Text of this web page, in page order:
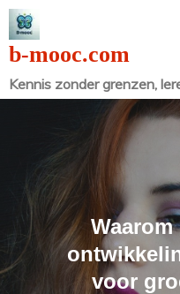
Naar
de
inhoud
gaan
b-mooc.com
Kennis zonder grenzen,
voor